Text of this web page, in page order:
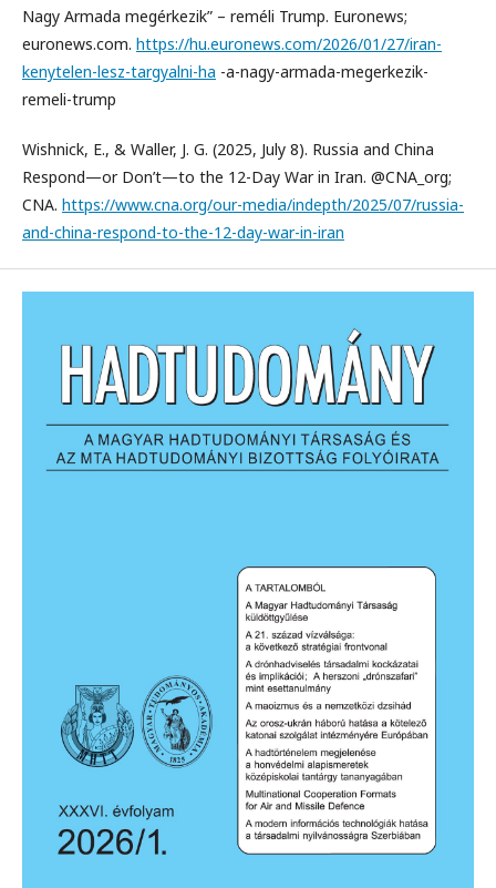
Nagy Armada megérkezik” – reméli Trump. Euronews;
euronews.com. https://hu.euronews.com/2026/01/27/iran-
kenytelen-lesz-targyalni-ha -a-nagy-armada-megerkezik-
remeli-trump
Wishnick, E., & Waller, J. G. (2025, July 8). Russia and China
Respond—or Don’t—to the 12-Day War in Iran. @CNA_org;
CNA. https://www.cna.org/our-media/indepth/2025/07/russia-
and-china-respond-to-the-12-day-war-in-iran